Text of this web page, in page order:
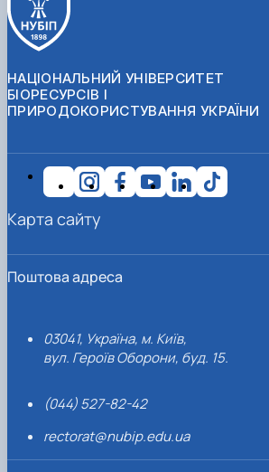
НАЦІОНАЛЬНИЙ УНІВЕРСИТЕТ
БІОРЕСУРСІВ І
ПРИРОДОКОРИСТУВАННЯ УКРАЇНИ
Поштова адреса
03041, Україна, м. Київ,
вул. Героїв Оборони, буд. 15.
(044) 527-82-42
rectorat@nubip.edu.ua
Карта сайту